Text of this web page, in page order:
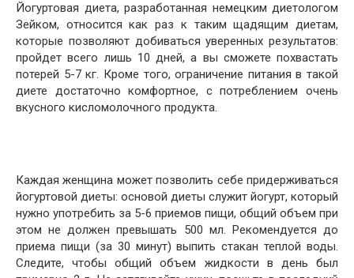
Йогуртовая диета, разработанная немецким диетологом
Зейком, относится как раз к таким щадящим диетам,
которые позволяют добиваться уверенных результатов:
пройдет всего лишь 10 дней, а вы сможете похвастать
потерей 5-7 кг. Кроме того, ограничение питания в такой
диете достаточно комфортное, с потреблением очень
вкусного кисломолочного продукта.
Каждая женщина может позволить себе придерживаться
йогуртовой диеты: основой диеты служит йогурт, который
нужно употребить за 5-6 приемов пищи, общий объем при
этом не должен превышать 500 мл. Рекомендуется до
приема пищи (за 30 минут) выпить стакан теплой воды.
Следите, чтобы общий объем жидкости в день был